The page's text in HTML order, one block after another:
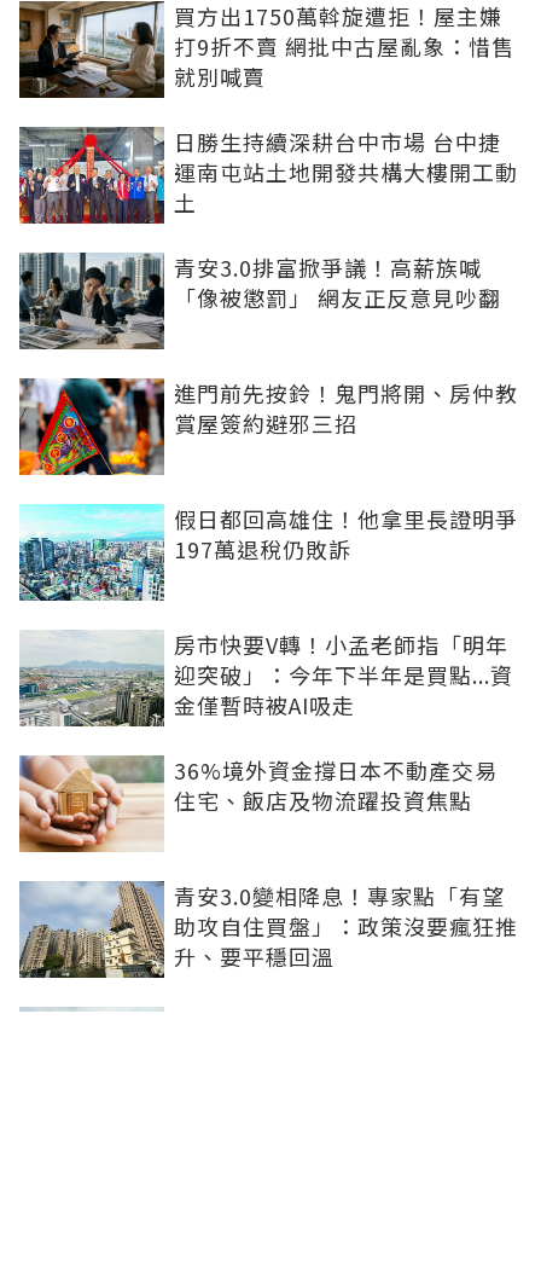
買方出1750萬斡旋遭拒！屋主嫌
打9折不賣 網批中古屋亂象：惜售
就別喊賣
日勝生持續深耕台中市場 台中捷
運南屯站土地開發共構大樓開工動
土
青安3.0排富掀爭議！高薪族喊
「像被懲罰」 網友正反意見吵翻
進門前先按鈴！鬼門將開、房仲教
賞屋簽約避邪三招
假日都回高雄住！他拿里長證明爭
197萬退稅仍敗訴
房市快要V轉！小孟老師指「明年
迎突破」：今年下半年是買點...資
金僅暫時被AI吸走
36%境外資金撐日本不動產交易
住宅、飯店及物流躍投資焦點
青安3.0變相降息！專家點「有望
助攻自住買盤」：政策沒要瘋狂推
升、要平穩回溫